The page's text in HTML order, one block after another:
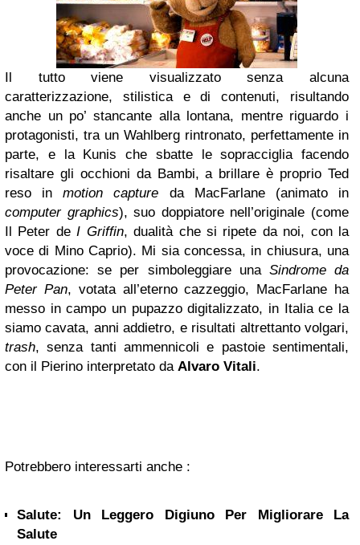
Il tutto viene visualizzato senza alcuna
caratterizzazione, stilistica e di contenuti, risultando
anche un po’ stancante alla lontana, mentre riguardo i
protagonisti, tra un Wahlberg rintronato, perfettamente in
parte, e la Kunis che sbatte le sopracciglia facendo
risaltare gli occhioni da Bambi, a brillare è proprio Ted
reso inmotion capture da MacFarlane (animato in
computer graphics), suo doppiatore nell’originale (come
Il Peter deI Griffin, dualità che si ripete da noi, con la
voce di Mino Caprio). Mi sia concessa, in chiusura, una
provocazione: se per simboleggiare una Sindrome da
Peter Pan, votata all’eterno cazzeggio, MacFarlane ha
messo in campo un pupazzo digitalizzato, in Italia ce la
siamo cavata, anni addietro, e risultati altrettanto volgari,
trash, senza tanti ammennicoli e pastoie sentimentali,
con il Pierino interpretato da Alvaro Vitali.
Potrebbero interessarti anche :
Salute: Un Leggero Digiuno Per Migliorare La
Salute